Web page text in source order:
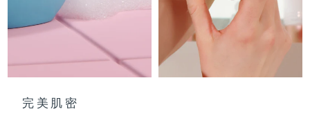
完美肌密
立陶宛 预计送达日期 8/9/26
卢森堡 8/9/26